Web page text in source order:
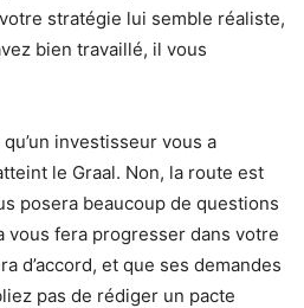
stratégie lui semble réaliste,
bien travaillé, il vous
investisseur vous a
le Graal. Non, la route est
posera beaucoup de questions
vous fera progresser dans votre
d’accord, et que ses demandes
pas de rédiger un pacte